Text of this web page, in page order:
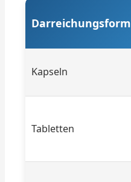
Darreichungsform
Kapseln
Tabletten